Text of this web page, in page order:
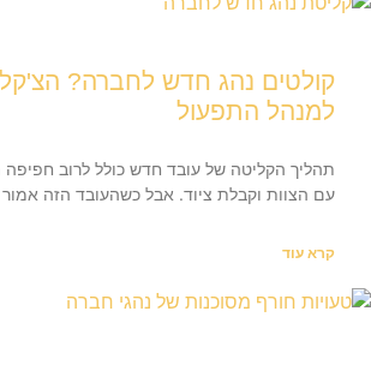
קולטים נהג חדש לחברה?
למנהל התפעול
תהליך הקליטה של עובד חדש כולל לרוב חפיפה
עם הצוות וקבלת ציוד. אבל כשהעובד הזה
קרא עוד